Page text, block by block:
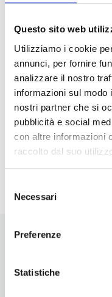
Questo sito web
Utilizziamo i cookie
annunci, per fornire
analizzare il nostro
informazioni sul
nostri partner che si
pubblicità e social
con altre informazioni
raccolto dal suo
delNecessari
Preferenze
Statistiche
29/08/2026 - 30/
27/09/2026 -
Fiera mercato
03/10/2026 - 04/
Sagra del tartufo
23/10/2026 - 25/
Sagra del tartufo
di San Miniato-
giorno
Sagra del tartufo
Basso- 08/11/